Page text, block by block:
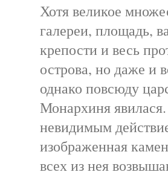
Хотя великое
галереи, площадь,
крепости и весь
острова, но даже и
однако повсюду
Монархиня
невидимым
изображенная
всех из нея